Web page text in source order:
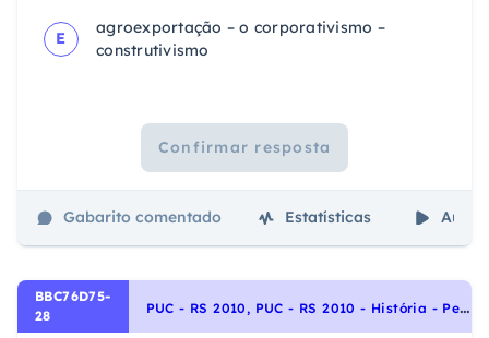
E
agroexportação – o corporativismo –
construtivismo
Confirmar resposta
Gabarito comentado Estatísticas Aulas
BBC76D75-
28
P
UC - RS 2010, PUC - RS 2010 - História - Período Colonial: produção de riqueza e escravismo, História do Brasil